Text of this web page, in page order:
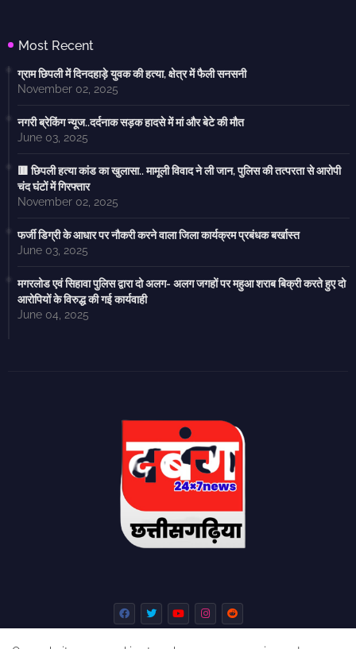
Most Recent
ग्राम छिपली में दिनदहाड़े युवक की हत्या, क्षेत्र में फैली सनसनी
November 02, 2025
नगरी ब्रेकिंग न्यूज..दर्दनाक सड़क हादसे में मां और बेटे की मौत
June 03, 2025
🟥 छिपली हत्या कांड का खुलासा.. मामूली विवाद ने ली जान, पुलिस की तत्परता से आरोपी
चंद घंटों में गिरफ्तार
November 02, 2025
फर्जी डिग्री के आधार पर नौकरी करने वाला जिला कार्यक्रम प्रबंधक बर्खास्त
June 03, 2025
मगरलोड एवं सिहावा पुलिस द्वारा दो अलग- अलग जगहों पर महुआ शराब बिक्री करते हुए दो
आरोपियों के विरुद्ध की गई कार्यवाही
June 04, 2025